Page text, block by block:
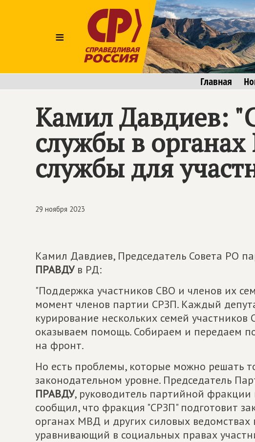
≡
Главная
Камил Давдиев:
службы в
службы для
29 ноября 2023
Камил Давдиев, Председатель Совета РО
ПРАВДУв РД:
"Поддержка участников СВО и членов их
момент членов партии СРЗП. Каждый
курирование нескольких семей
оказываем помощь. Собираем и передаем
на фронт.
Но есть проблемы, которые можно решать
законодательном уровне. Председатель
ПРАВДУ, руководитель партийной фракции
сообщил, что фракция "СРЗП" подготовит
органах МВД и других силовых
уравнивающий в социальных правах